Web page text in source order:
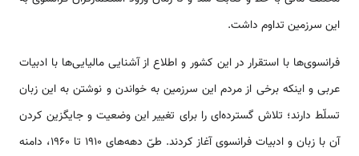
این سرزمین تداوم داشت.
فرانسوی‌ها با استقرار در این کشور و اطلاع از آشنایی مالیایی‌ها با ادبیات
عربی و اینکه برخی از مردم این سرزمین به خواندن و نوشتن به این زبان
تسلّط دارند؛ تلاش گسترده‌ای را برای تغییر این وضعیت و جایگزین کردن
آن با زبان و ادبیات فرانسوی آغاز کردند. طیّ دهه‌های 1910 تا 1960، دامنه